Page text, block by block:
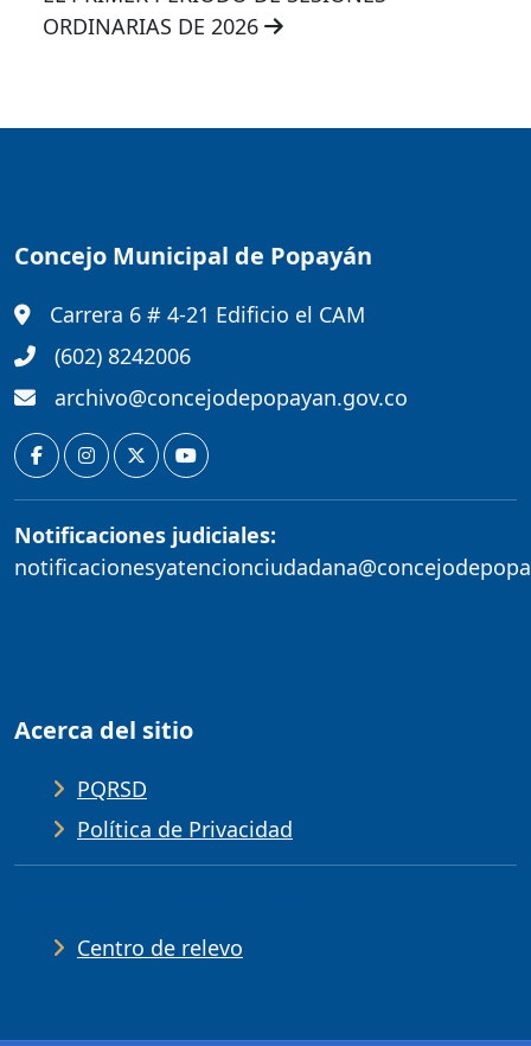
ORDINARIAS DE 2026
Concejo Municipal de Popayán
Carrera 6 # 4-21 Edificio el CAM
(602) 8242006
archivo@concejodepopayan.gov.co
Notificaciones judiciales:
Acerca del sitio
PQRSD
Política de Privacidad
Centro de relevo